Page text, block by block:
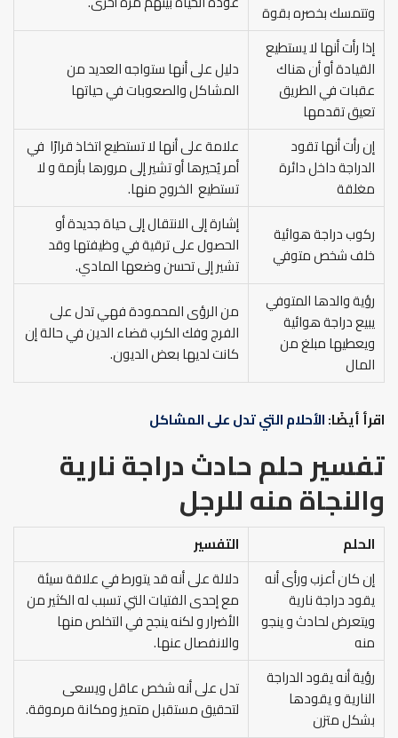
وتتمسك بخصره بقوة
إذا رأت أنها لا يستطيع
القيادة أو أن هناك
عقبات في الطريق
تعيق تقدمها
دليل على أنها ستواجه العديد من
المشاكل والصعوبات في حياتها
إن رأت أنها تقود
الدراجة داخل دائرة
مغلقة
علامة على أنها لا تستطيع اتخاذ قرارًا في
أمر يُحيرها أو تشير إلى مرورها بأزمة و لا
تستطيع الخروج منها.
ركوب دراجة هوائية
خلف شخص متوفي
إشارة إلى الانتقال إلى حياة جديدة أو
الحصول على ترقية في وظيفتها وقد
تشير إلى تحسن وضعها المادي.
رؤية والدها المتوفي
يبيع دراجة هوائية
ويعطيها مبلغ من
المال
من الرؤى المحمودة فهي تدل على
الفرج وفك الكرب قضاء الدين في حالة إن
كانت لديها بعض الديون.
اقرأ أيضًا:الأحلام التي تدل على المشاكل
تفسير حلم حادث دراجة نارية
والنجاة منهللرجل
الحلم
التفسير
إن كان أعزب ورأى أنه
يقود دراجة نارية
ويتعرض لحادث و ينجو
منه
دلالة على أنه قد يتورط في علاقة سيئة
مع إحدى الفتيات التي تسبب له الكثير من
الأضرار و لكنه ينجح في التخلص منها
والانفصال عنها.
رؤية أنه يقود الدراجة
النارية و يقودها
بشكل متزن
تدل على أنه شخص عاقل ويسعى
لتحقيق مستقبل متميز ومكانة مرموقة.